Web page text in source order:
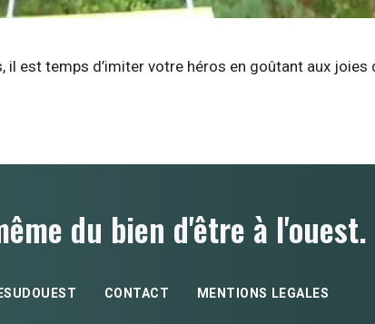
est temps d’imiter votre héros en goûtant aux
du bien d'être à l'ouest.
CONTACT MENTIONS LEGALES